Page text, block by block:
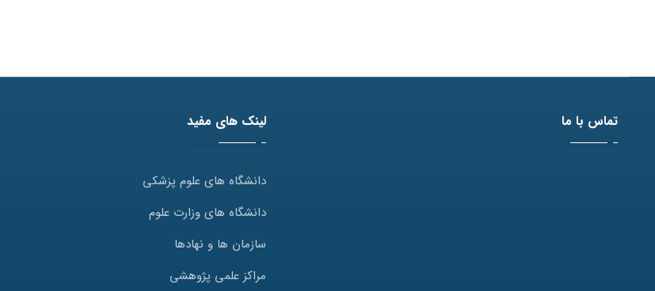
تماس با ما لینک های مفید
دانشگاه های علوم پزشکی
دانشگاه های وزارت علوم
سازمان ها و نهادها
مراکز علمی پژوهشی